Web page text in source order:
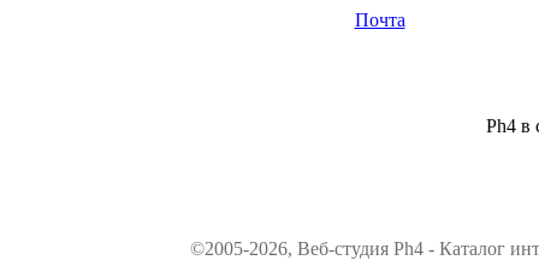
Почта
Ph4 в
©2005-2026, Веб-студия Ph4 - Каталог